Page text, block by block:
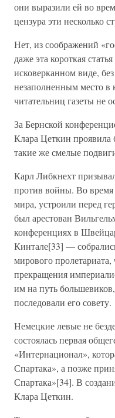
они выразили ей во
цензура эти несколько
Нет, из соображений
даже эта короткая
исковерканном виде,
незаполненным место в
читательниц газеты не
За Бернской
Клара Цеткин проявила
такие же смелые
Карл Либкнехт
против войны. Во время
мира, устроили перед
был арестован
конференциях в
Кинтале[33] —
мирового
прекращения
им на путь
последовали его совету.
Немецкие левые не
состоялась первая
«Интернационал»,
Спартака», а позже
Спартака»[34]. В
Клара Цеткин.